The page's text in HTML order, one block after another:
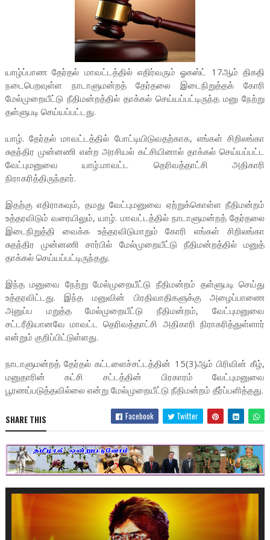
யாழ்ப்பாண தேர்தல் மாவட்டத்தில் எதிர்வரும் ஓகஸ்ட் 17ஆம் திகதி
நடைபெறவுள்ள நாடாளுமன்றத் தேர்தலை இடைநிறுத்தக் கோரி
மேல்முறையீட்டு நீதிமன்றத்தில் தாக்கல் செய்யப்பட்டிருந்த மனு நேற்று
தள்ளுபடி செய்யப்பட்டது.
யாழ். தேர்தல் மாவட்டத்தில் போட்டியிடுவதற்காக, எங்கள் சிறிலங்கா
சுதந்திர முன்னணி என்ற அரசியல் கட்சியினால் தாக்கல் செய்யப்பட்ட
வேட்புமனுவை யாழ்.மாவட்ட தெரிவத்தாட்சி அதிகாரி
நிராகரித்திருந்தார்.
இதற்கு எதிராகவும், தமது வேட்புமனுவை ஏற்றுக்கொள்ள நீதிமன்றம்
உத்தரவிடும் வரையிலும், யாழ். மாவட்டத்தில் நாடாளுமன்றத் தேர்தலை
இடைநிறுத்தி வைக்க உத்தரவிடுமாறும் கோரி எங்கள் சிறிலங்கா
சுதந்திர முன்னணி சார்பில் மேல்முறையீட்டு நீதிமன்றத்தில் மனுத்
தாக்கல் செய்யப்பட்டிருந்தது.
இந்த மனுவை நேற்று மேல்முறையீட்டு நீதிமன்றம் தள்ளுபடி செய்து
உத்தரவிட்டது. இந்த மனுவின் பிரதிவாதிகளுக்கு அழைப்பாணை
அனுப்ப மறுத்த மேல்முறையீட்டு நீதிமன்றம், வேட்புமனுவை
சட்டரீதியானவே மாவட்ட தெரிவத்தாட்சி அதிகாரி நிராகரித்துள்ளார்
என்றும் குறிப்பிட்டுள்ளது.
நாடாளுமன்றத் தேர்தல் கட்டளைச்சட்டத்தின் 15(3)ஆம் பிரிவின் கீழ்,
மனுதாரின் கட்சி சட்டத்தின் பிரகாரம் வேட்புமனுவை
பூரணப்படுத்தவில்லை என்று மேல்முறையீட்டு நீதிமன்றம் தீர்ப்பளித்தது.
SHARE THIS Facebook Twitter